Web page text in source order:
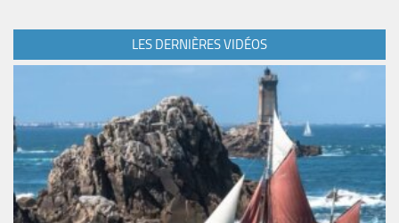
LES DERNIÈRES VIDÉOS